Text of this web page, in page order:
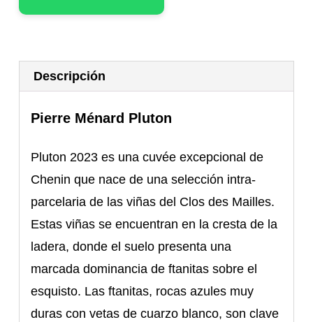
Descripción
Pierre Ménard Pluton
Pluton 2023 es una cuvée excepcional de
Chenin que nace de una selección intra-
parcelaria de las viñas del Clos des Mailles.
Estas viñas se encuentran en la cresta de la
ladera, donde el suelo presenta una
marcada dominancia de ftanitas sobre el
esquisto. Las ftanitas, rocas azules muy
duras con vetas de cuarzo blanco, son clave